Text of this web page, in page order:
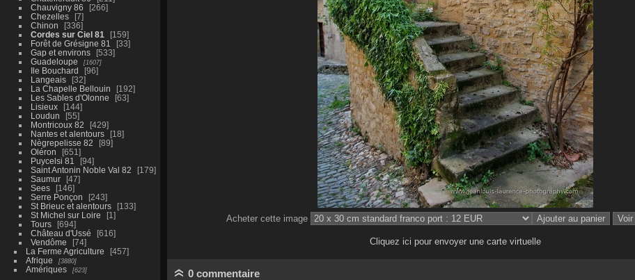
Chauvigny 86
266
Chezelles
7
Chinon
336
Cordes sur Ciel 81
159
Forêt de Grésigne 81
33
Gap et environs
533
Guadeloupe
1607
Ile Bouchard
96
Langeais
32
La Chapelle Bellouin
192
Les Sables d'Olonne
63
Lisieux
144
Loudun
55
Montricoux 82
429
Nantes et alentours
18
Nègrepelisse 82
89
Oléron
651
Puycelsi 81
94
Saint Antonin Noble Val 82
179
Saumur
47
Sees
146
Serre Ponçon
243
St Brieuc et alentours
133
St Michel sur Loire
1
Tours
694
Château d'Ussé
616
Vendôme
74
La Ferme Agriculture
457
Afrique
3880
Amériques 623
Acheter cette image
Cliquez ici pour envoyer une carte virtuelle
0 commentaire